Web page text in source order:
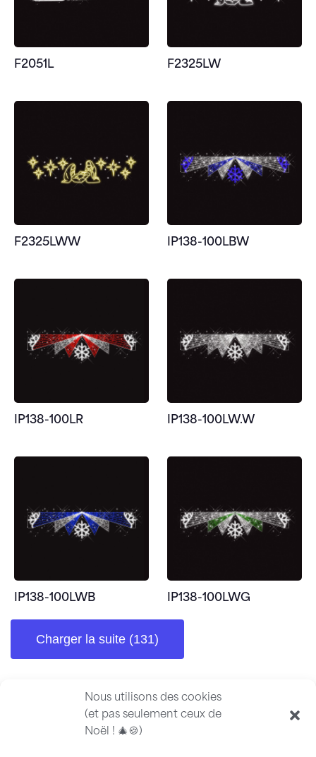
Nous utilisons des cookies
(et pas seulement ceux de
Noël ! 🎄🍪)
F2051L F2325LW
F2325LWW IP138-100LBW
IP138-100LR IP138-100LW.W
IP138-100LWB IP138-100LWG
Charger la suite (131)